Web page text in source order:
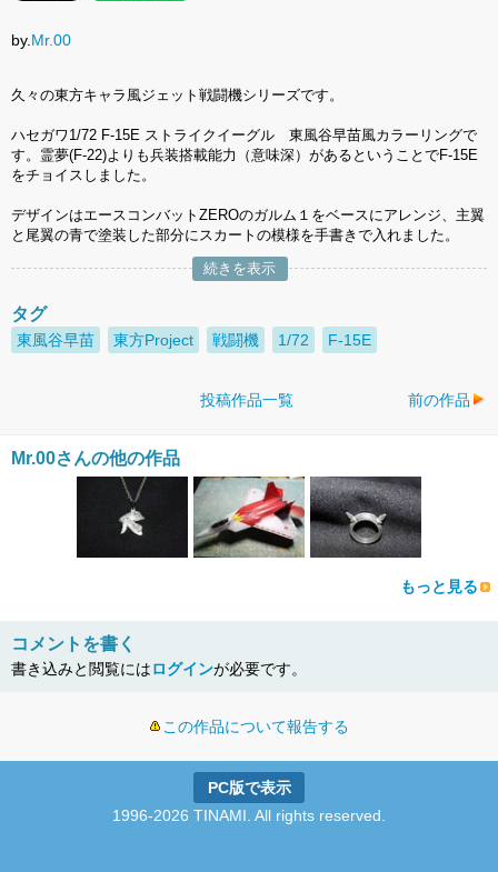
by. Mr.00
久々の東方キャラ風ジェット戦闘機シリーズです。
ハセガワ1/72 F-15E ストライクイーグル 東風谷早苗風カラーリングで
す。霊夢(F-22)よりも兵装搭載能力（意味深）があるということでF-15E
をチョイスしました。
デザインはエースコンバットZEROのガルム１をベースにアレンジ、主翼
と尾翼の青で塗装した部分にスカートの模様を手書きで入れました。
続きを表示
タグ
東風谷早苗 東方Project 戦闘機 1/72 F-15E
投稿作品一覧 前の作品
Mr.00さんの他の作品
もっと見る
コメントを書く
書き込みと閲覧にはログインが必要です。
この作品について報告する
PC版で表示
1996-2026 TINAMI. All rights reserved.